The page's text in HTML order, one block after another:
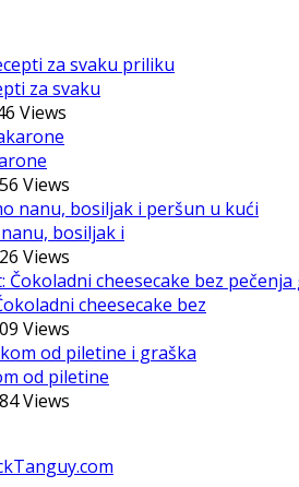
za svaku
Views
Views
bosiljak i
Views
cheesecake bez
Views
od piletine
Views